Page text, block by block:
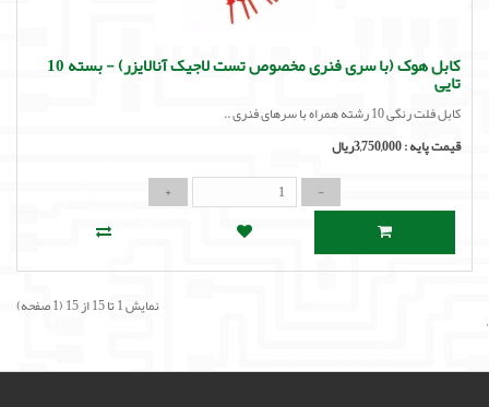
کابل هوک (با سری فنری مخصوص تست لاجیک آنالایزر) - بسته 10
تایی
کابل فلت رنگی 10 رشته همراه با سرهای فنری ..
قیمت پایه :3,750,000ریال
نمایش 1 تا 15 از 15 (1 صفحه)
'